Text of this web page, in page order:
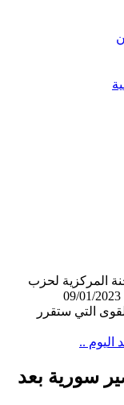
المركزية لحزب
التي ستقرر
سورية بعد